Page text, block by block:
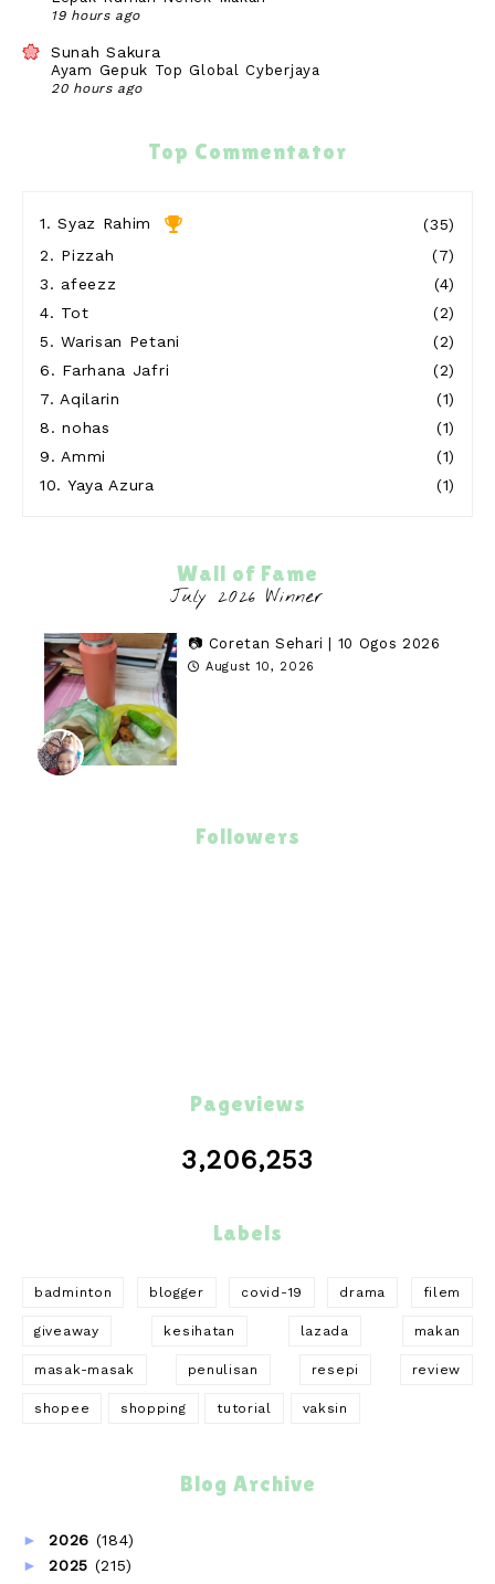
19 hours ago
Sunah Sakura
Ayam Gepuk Top Global Cyberjaya
20 hours ago
Ke Politeknik Sultan Azlan Shah & Taman Tasik
YDP Slim RiverTop Commentator
1.Syaz Rahim
(35)
2. Pizzah
(7)
3. afeezz
(4)
4. Tot
(2)
5.Warisan Petani
(2)
6. Farhana Jafri
(2)
7. Aqilarin
(1)
8.nohas
(1)
9. Ammi
(1)
10. Yaya Azura (1)
Wall of Fame
📷 Coretan Sehari | 10 Ogos 2026
August 10, 2026
Followers
Pageviews
3,206,253
Labels
badminton blogger covid-19 drama filem
giveaway kesihatan lazada makan
masak-masak penulisan resepi review
shopee shopping tutorial vaksin
Blog Archive
►2026 (184)
►2025 (215)